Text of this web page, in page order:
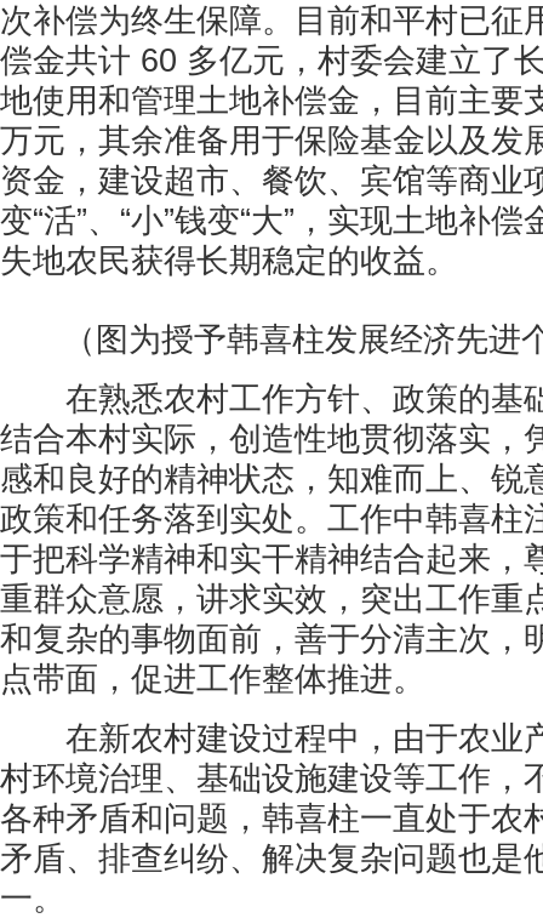
次补偿为终生保障。目前和平村已征
偿金共计 60 多亿元，村委会建立了
地使用和管理土地补偿金，目前主要
万元，其余准备用于保险基金以及发
资金，建设超市、餐饮、宾馆等商业
变“活”、“小”钱变“大”，实现土地补
失地农民获得长期稳定的收益。
（图为授予韩喜柱发展经济先进
在熟悉农村工作方针、政策的基
结合本村实际，创造性地贯彻落实，
感和良好的精神状态，知难而上、锐
政策和任务落到实处。工作中韩喜柱
于把科学精神和实干精神结合起来，
重群众意愿，讲求实效，突出工作重
和复杂的事物面前，善于分清主次，
点带面，促进工作整体推进。
在新农村建设过程中，由于农业
村环境治理、基础设施建设等工作，
各种矛盾和问题，韩喜柱一直处于农
矛盾、排查纠纷、解决复杂问题也是
一。